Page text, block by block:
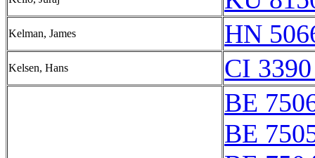
Kelman, James HN
Kelsen, Hans
CI
BE
BE